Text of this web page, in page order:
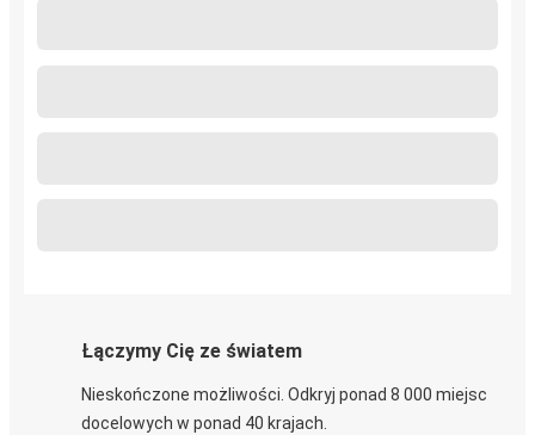
Łączymy Cię ze światem
Nieskończone możliwości. Odkryj ponad 8 000 miejsc
docelowych w ponad 40 krajach.